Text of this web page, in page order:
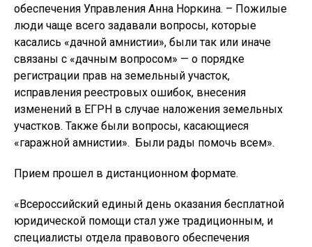
обеспечения Управления Анна Норкина. – Пожилые
люди чаще всего задавали вопросы, которые
касались «дачной амнистии», были так или иначе
связаны с «дачным вопросом» — о порядке
регистрации прав на земельный участок,
исправления реестровых ошибок, внесения
изменений в ЕГРН в случае наложения земельных
участков. Также были вопросы, касающиеся
«гаражной амнистии». Были рады помочь всем».
Прием прошел в дистанционном формате.
«Всероссийский единый день оказания бесплатной
юридической помощи стал уже традиционным, и
специалисты отдела правового обеспечения